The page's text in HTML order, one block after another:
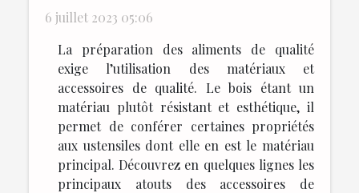
6 juillet 2023 05:06
La préparation des aliments de qualité
exige l’utilisation des matériaux et
accessoires de qualité. Le bois étant un
matériau plutôt résistant et esthétique, il
permet de conférer certaines propriétés
aux ustensiles dont elle en est le matériau
principal. Découvrez en quelques lignes les
principaux atouts des accessoires de